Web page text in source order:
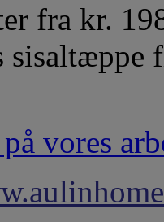
fra kr.
sisaltæppe
på vores